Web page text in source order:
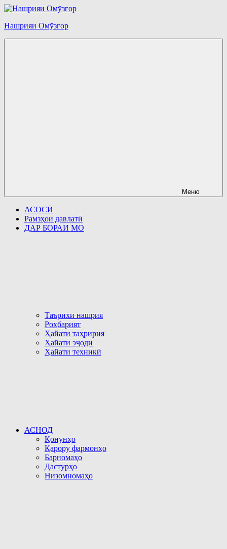
Перейти
содержимому
Нашрияи Омӯзгор
Меню
АСОСӢ
Рамзҳои давлатӣ
ДАР БОРАИ МО
Таърихи нашрия
Роҳбарият
Ҳайати таҳририя
Ҳайати эҷодӣ
Ҳайати техникӣ
АСНОД
Қонунҳо
Қарору фармонҳо
Барномаҳо
Дастурҳо
Низомномаҳо